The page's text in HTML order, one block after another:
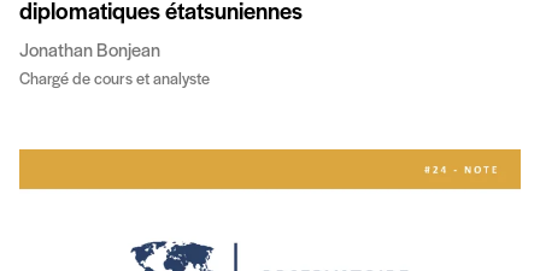
diplomatiques étatsuniennes
Jonathan Bonjean
Chargé de cours et analyste